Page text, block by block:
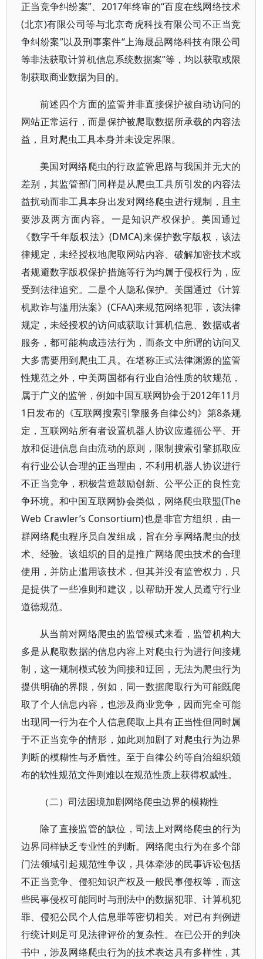
正当竞争纠纷案”、2017年终审的“百度在线网络技术
(北京)有限公司等与北京奇虎科技有限公司不正当竞
争纠纷案”以及刑事案件“上海晟品网络科技有限公司
等非法获取计算机信息系统数据案”等，均以获取或限
制获取商业数据为目的。
前述四个方面的监管并非直接保护被自动访问的
网站正常运行，而是保护被爬取数据所承载的内容法
益，且对爬虫工具本身并未设定界限。
美国对网络爬虫的行政监管思路与我国并无大的
差别，其监管部门同样是从爬虫工具所引发的内容法
益扰动而非工具本身出发对网络爬虫进行规制，且主
要涉及两方面内容。一是知识产权保护。美国通过
《数字千年版权法》(DMCA)来保护数字版权，该法
律规定，未经授权地爬取网站内容、破解加密技术或
者规避数字版权保护措施等行为均属于侵权行为，应
受到法律追究。二是个人隐私保护。美国通过《计算
机欺诈与滥用法案》(CFAA)来规范网络犯罪，该法律
规定，未经授权的访问或获取计算机信息、数据或者
服务，都可能构成违法行为，而条文中所谓的访问又
大多需要用到爬虫工具。在堪称正式法律渊源的监管
性规范之外，中美两国都有行业自治性质的软规范，
属于广义的监管，例如中国互联网协会于2012年11月
1日发布的《互联网搜索引擎服务自律公约》第8条规
定，互联网站所有者设置机器人协议应遵循公平、开
放和促进信息自由流动的原则，限制搜索引擎抓取应
有行业公认合理的正当理由，不利用机器人协议进行
不正当竞争，积极营造鼓励创新、公平公正的良性竞
争环境。和中国互联网协会类似，网络爬虫联盟(The
Web Crawler’s Consortium)也是非官方组织，由一
群网络爬虫程序员自发组成，旨在分享网络爬虫的技
术、经验。该组织的目的是推广网络爬虫技术的合理
使用，并防止滥用该技术，但其并没有监管权力，只
是提供了一些准则和建议，以帮助开发人员遵守行业
道德规范。
从当前对网络爬虫的监管模式来看，监管机构大
多是从爬取数据的信息内容上对爬虫行为进行间接规
制，这一规制模式较为间接和迂回，无法为爬虫行为
提供明确的界限，例如，同一数据爬取行为可能既爬
取了个人信息内容，也涉及商业竞争，因而完全可能
出现同一行为在个人信息爬取上具有正当性但同时属
于不正当竞争的情形，如此则加剧了对爬虫行为边界
判断的模糊性与矛盾性。至于自律公约等自治组织颁
布的软性规范文件则难以在规范性质上获得权威性。
（二）司法困境加剧网络爬虫边界的模糊性
除了直接监管的缺位，司法上对网络爬虫的行为
边界同样缺乏专业性的判断。网络爬虫行为在多个部
门法领域引起规范性争议，具体牵涉的民事诉讼包括
不正当竞争、侵犯知识产权及一般民事侵权等，而这
些民事侵权可能同时与刑法中的数据犯罪、计算机犯
罪、侵犯公民个人信息罪等密切相关。对已有判例进
行统计则足可见法律评价的复杂性。在已公开的判决
书中，涉及网络爬虫行为的技术表达具有多样性，其